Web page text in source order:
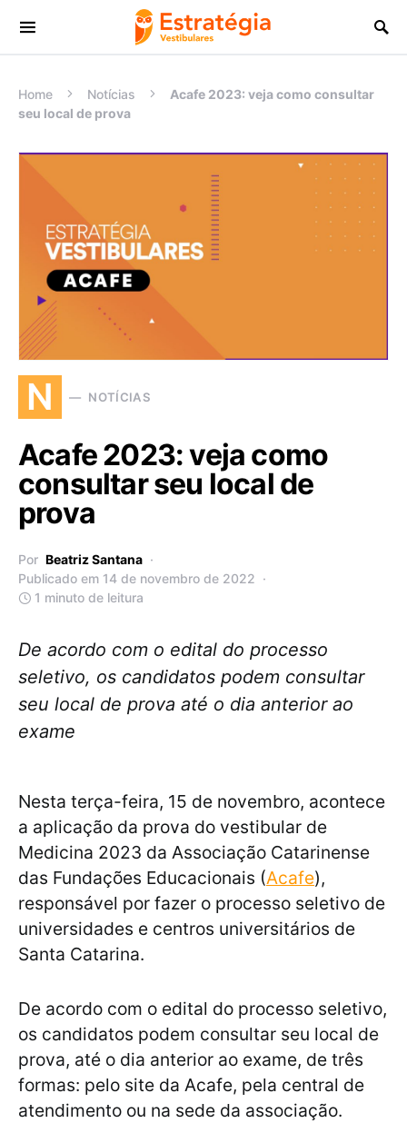
Procurar:
Home Notícias
Acafe 2023: veja como consultar
seu local de prova
N NOTÍCIAS
Acafe 2023: veja como
consultar seu local de
prova
Por Beatriz Santana
Publicado em 14 de novembro de 2022
1 minuto de leitura
De acordo com o edital do processo
seletivo, os candidatos podem consultar
seu local de prova até o dia anterior ao
exame
Nesta terça-feira, 15 de novembro, acontece
a aplicação da prova do vestibular de
Medicina 2023 da Associação Catarinense
das Fundações Educacionais (Acafe),
responsável por fazer o processo seletivo de
universidades e centros universitários de
Santa Catarina.
De acordo com o edital do processo seletivo,
os candidatos podem consultar seu local de
prova, até o dia anterior ao exame, de três
formas: pelo site da Acafe, pela central de
atendimento ou na sede da associação.